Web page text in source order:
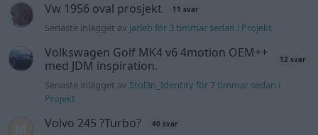
Vw 1956 oval prosjekt 11 svar
Senaste inlägget av jarleb för 3 timmar sedan i Projekt
Volkswagen Golf MK4 v6 4motion OEM++
med JDM inspiration.
12 svar
Senaste inlägget av Stol3n_Identity för 7 timmar sedan i
Projekt
Volvo 245 ?Turbo? 40 svar